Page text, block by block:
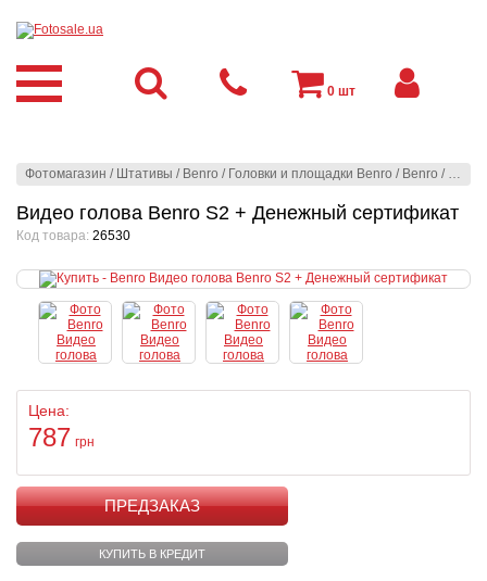
Фотомагазин / Штативы / Benro / Головки и площадки Benro / Benro /
Видео голова Benro S2 + Денежный сертификат
Код товара: 26530
Цена:
787 грн
КУПИТЬ
КУПИТЬ В КРЕДИТ
0 шт